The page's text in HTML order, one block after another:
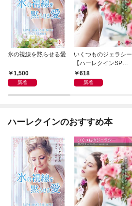
氷の視線を黙らせる愛
1,500
新着
いくつものジェラシー
【ハーレクインSP文
庫版】
618
新着
ハーレクインのおすすめ本